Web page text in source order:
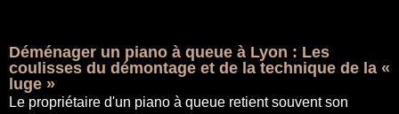
Déménager un piano à queue à Lyon : Les
coulisses du démontage et de la technique de la «
luge »
Le propriétaire d'un piano à queue retient souvent son